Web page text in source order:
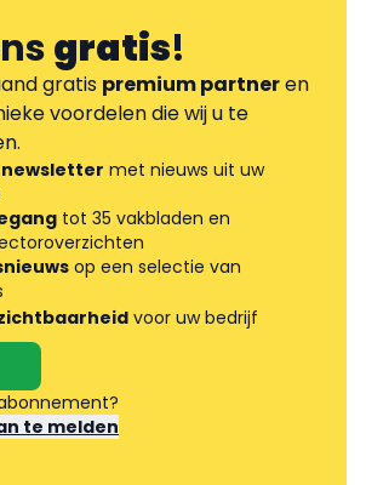
gratis!
gratis premium partneren
voordelen die wij u te
met nieuws uit uw
tot 35 vakbladen en
op een selectie van
voor uw bedrijf
te melden